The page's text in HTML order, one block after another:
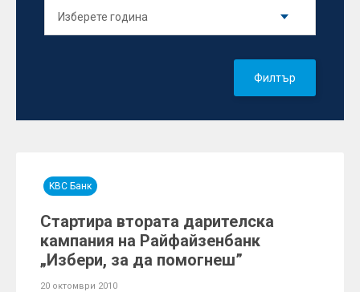
Филтър
KBC Банк
Стартира втората дарителска
кампания на Райфайзенбанк
„Избери, за да помогнеш”
20 октомври 2010